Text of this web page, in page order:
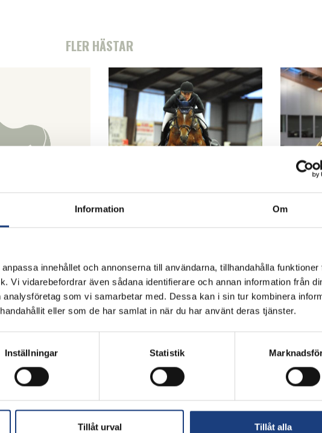
Information Om
innehållet och annonserna till användarna, tillhandahålla funktioner
Vi vidarebefordrar även sådana identifierare och annan information från
som vi samarbetar med. Dessa kan i sin tur kombinera
eller som de har samlat in när du har använt deras tjänster.
Inställningar Statistik
Tillåt urval Tillåt alla
FLER HÄSTAR
FLYINGES SAMARBETSPARTNERS